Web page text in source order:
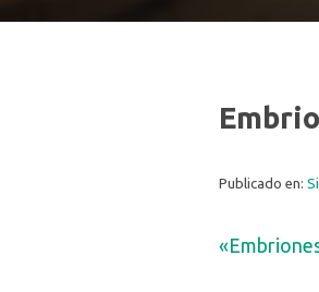
Publicado en: